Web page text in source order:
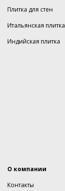
Плитка для стен
Итальянская плитка
Индийская плитка
О компании
Контакты